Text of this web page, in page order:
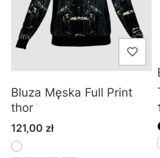
Bluza Męska Full Print
thor
Cena
121,00 zł